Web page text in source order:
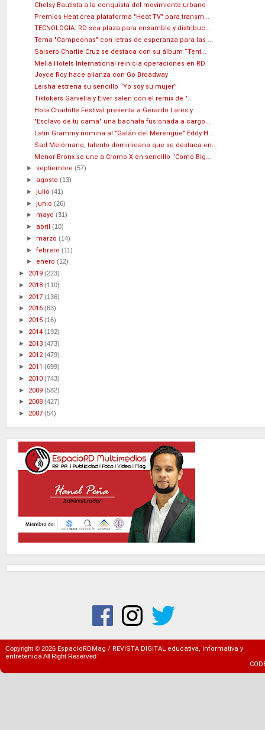
Chelsy Bautista a la conquista del movimiento urbano
Premios Heat crea plataforma "Heat TV" para transm...
TECNOLOGIA: RD sea plaza para ensamble y distribuc...
Tema "Campeonas" con letras de esperanza para las ...
Salsero Charlie Cruz se destaca con su álbum “Tent...
Meliá Hotels International reinicia operaciones en RD
Joyce Roy hace alianza con Go Broadway
Leisha estrena su sencillo “Yo soy su mujer”
Tiktokers Garvella y Elver salen con el remix de "...
Hola Charlotte Festival presenta a Gerardo Lares y...
"Esclavo de tu cama" una bachata fusionada a cargo...
Latin Grammy nomina al "Galán del Merengue" Eddy H...
Sad Melómano, talento dominicano que se destaca en...
Menor Bronx se une a Cromo X en sencillo “Como Big...
► septiembre(57)
► agosto(13)
►julio(41)
►junio(26)
► mayo(31)
► abril(10)
► marzo(14)
►febrero(11)
► enero(12)
► 2019 (223)
► 2018 (110)
► 2017 (136)
► 2016 (63)
► 2015 (16)
► 2014 (192)
► 2013 (473)
► 2012(479)
► 2011 (699)
► 2010 (743)
► 2009 (582)
► 2008 (427)
► 2007 (54)
Copyright © 2026 EspacioRDMag / REVISTA DIGITAL educativa, informativa y
entretenidaAll Right Reserved